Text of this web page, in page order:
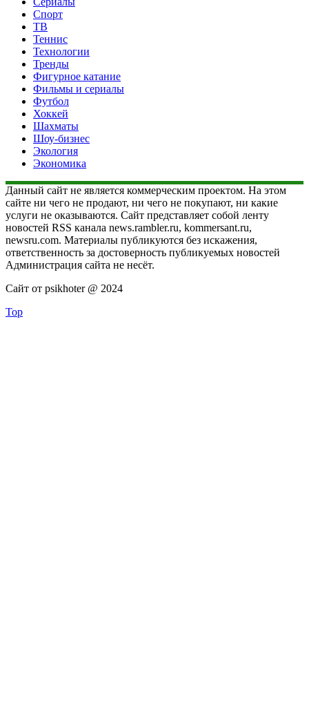
Спорт
ТВ
Теннис
Технологии
Тренды
Фигурное катание
Фильмы и сериалы
Футбол
Хоккей
Шахматы
Шоу-бизнес
Экология
Экономика
Данный сайт не является коммерческим проектом. На этом
сайте ни чего не продают, ни чего не покупают, ни какие
услуги не оказываются. Сайт представляет собой ленту
новостей RSS канала news.rambler.ru, kommersant.ru,
newsru.com. Материалы публикуются без искажения,
ответственность за достоверность публикуемых новостей
Администрация сайта не несёт.
Сайт от psikhoter @ 2024
Top